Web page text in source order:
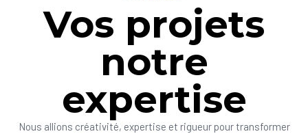
Vos projets
notre
expertise
Nous allions créativité, expertise et rigueur pour transformer